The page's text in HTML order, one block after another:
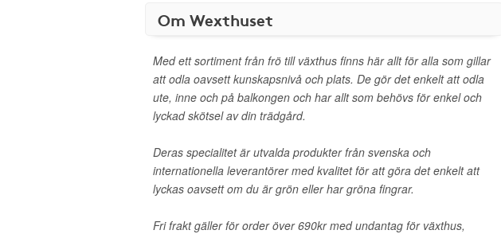
Om Wexthuset
Med ett sortiment från frö till växthus finns här allt för alla som gillar
att odla oavsett kunskapsnivå och plats. De gör det enkelt att odla
ute, inne och på balkongen och har allt som behövs för enkel och
lyckad skötsel av din trädgård.
Deras specialitet är utvalda produkter från svenska och
internationella leverantörer med kvalitet för att göra det enkelt att
lyckas oavsett om du är grön eller har gröna fingrar.
Fri frakt gäller för order över 690kr med undantag för växthus,